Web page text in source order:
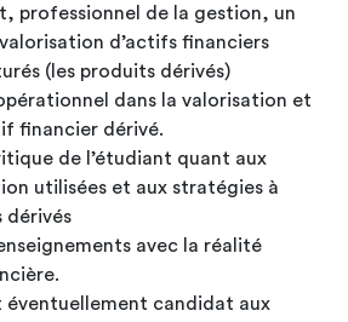
professionnel de la gestion, un
d’actifs financiers
(les produits dérivés)
dans la valorisation et
financier dérivé.
de l’étudiant quant aux
utilisées et aux stratégies à
dérivés
avec la réalité
éventuellement candidat aux